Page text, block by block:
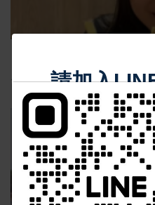
台中個人燒肉！自己做烤串丼
最新消息
請加入
中 華
Https://